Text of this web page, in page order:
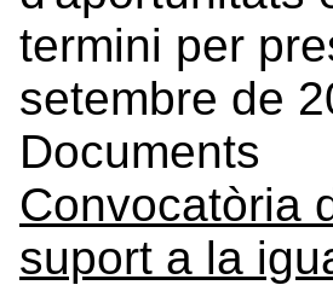
termini per
setembre de
Documents
Convocatòria
suport a la